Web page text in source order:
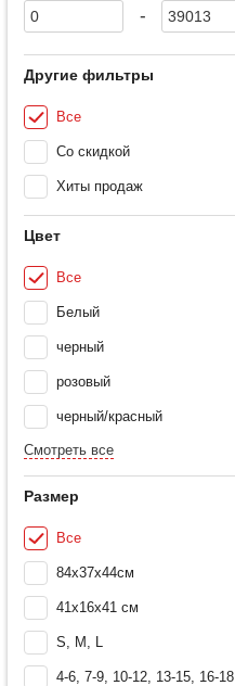
-
Другие фильтры
Все
Со скидкой
Хиты продаж
Цвет
Все
Белый
черный
розовый
черный/красный
Смотреть все
Размер
Все
84x37x44см
41х16х41 см
S, M, L
4-6, 7-9, 10-12, 13-15, 16-18